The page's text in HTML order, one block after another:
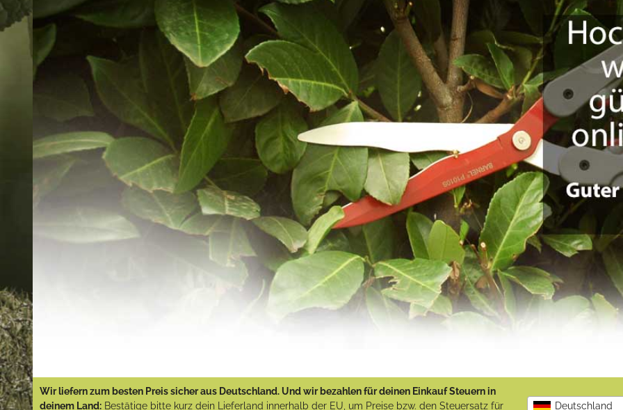
Wir liefern zum besten Preis sicher aus Deutschland. Und wir bezahlen für deinen Einkauf Steuern in
deinem Land: Bestätige bitte kurz dein Lieferland innerhalb der EU, um Preise bzw. den Steuersatz für Deutschland